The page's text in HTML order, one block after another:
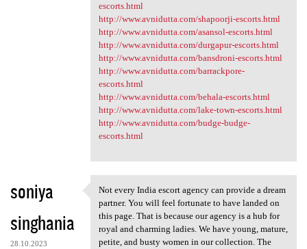
escorts.html
http://www.avnidutta.com/shapoorji-escorts.html
http://www.avnidutta.com/asansol-escorts.html
http://www.avnidutta.com/durgapur-escorts.html
http://www.avnidutta.com/bansdroni-escorts.html
http://www.avnidutta.com/barrackpore-
escorts.html
http://www.avnidutta.com/behala-escorts.html
http://www.avnidutta.com/lake-town-escorts.html
http://www.avnidutta.com/budge-budge-
escorts.html
soniya
singhania
28.10.2023
Not every India escort agency
Not every India escort agency can provide a dream
partner. You will feel fortunate to have landed on
this page. That is because our agency is a hub for
royal and charming ladies. We have young, mature,
petite, and busty women in our collection. The